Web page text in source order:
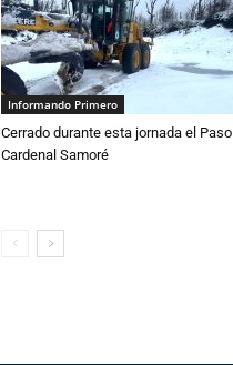
Informando Primero
Cerrado durante esta jornada el Paso
Cardenal Samoré